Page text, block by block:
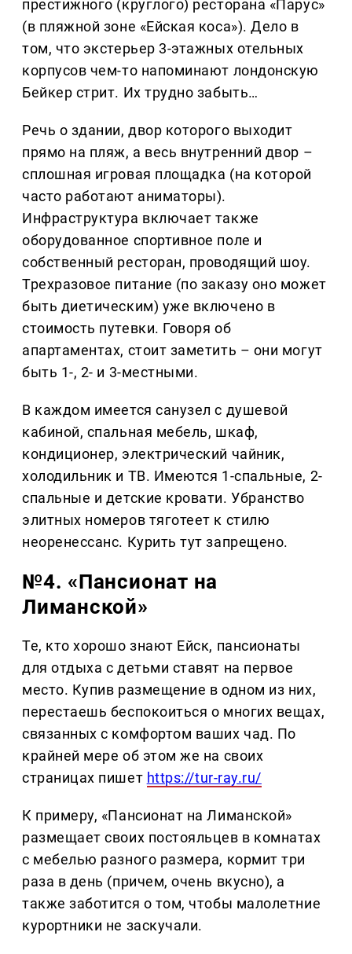
престижного (круглого) ресторана «Парус»
(в пляжной зоне «Ейская коса»). Дело в
том, что экстерьер 3-этажных отельных
корпусов чем-то напоминают лондонскую
Бейкер стрит. Их трудно забыть…
Речь о здании, двор которого выходит
прямо на пляж, а весь внутренний двор –
сплошная игровая площадка (на которой
часто работают аниматоры).
Инфраструктура включает также
оборудованное спортивное поле и
собственный ресторан, проводящий шоу.
Трехразовое питание (по заказу оно может
быть диетическим) уже включено в
стоимость путевки. Говоря об
апартаментах, стоит заметить – они могут
быть 1-, 2- и 3-местными.
В каждом имеется санузел с душевой
кабиной, спальная мебель, шкаф,
кондиционер, электрический чайник,
холодильник и ТВ. Имеются 1-спальные, 2-
спальные и детские кровати. Убранство
элитных номеров тяготеет к стилю
неоренессанс. Курить тут запрещено.
№4. «Пансионат на
Лиманской»
Те, кто хорошо знают Ейск, пансионаты
для отдыха с детьми ставят на первое
место. Купив размещение в одном из них,
перестаешь беспокоиться о многих вещах,
связанных с комфортом ваших чад. По
крайней мере об этом же на своих
страницах пишет https://tur-ray.ru/
К примеру, «Пансионат на Лиманской»
размещает своих постояльцев в комнатах
с мебелью разного размера, кормит три
раза в день (причем, очень вкусно), а
также заботится о том, чтобы малолетние
курортники не заскучали.